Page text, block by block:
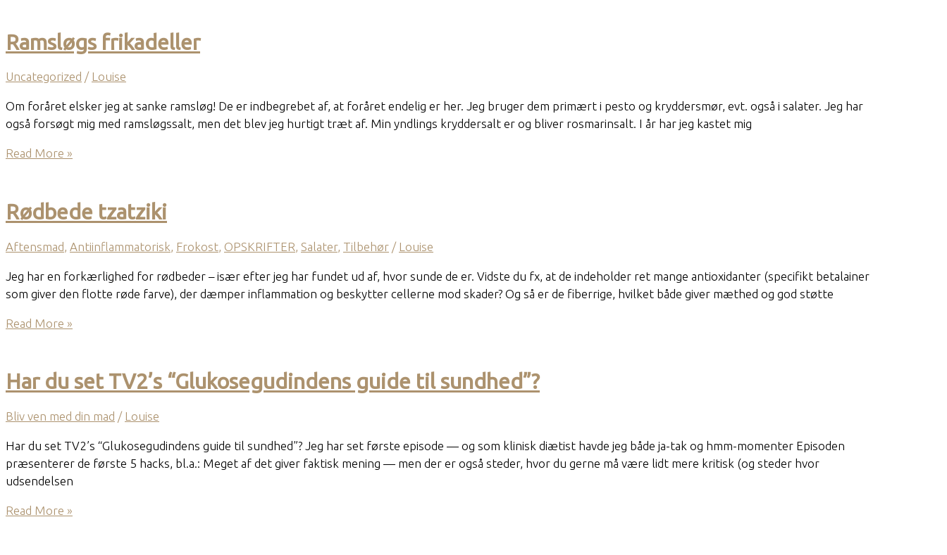
overlevelsesstrategier
der
skaber
uro
Ramsløgs frikadeller
Uncategorized / Louise
Om foråret elsker jeg at sanke ramsløg! De er indbegrebet af, at foråret endelig er her. Jeg bruger dem primært i pesto og kryddersmør, evt. også i salater. Jeg har
også forsøgt mig med ramsløgssalt, men det blev jeg hurtigt træt af. Min yndlings kryddersalt er og bliver rosmarinsalt. I år har jeg kastet mig
Ramsløgs
Read More »
Rødbede tzatziki
Aftensmad Antiinflammatorisk Frokost OPSKRIFTER Salater, Tilbehør / Louise
Jeg har en forkærlighed for rødbeder – især efter jeg har fundet ud af, hvor sunde de er. Vidste du fx, at de indeholder ret mange antioxidanter (specifikt betalainer
som giver den flotte røde farve), der dæmper inflammation og beskytter cellerne mod skader? Og så er de fiberrige, hvilket både giver mæthed og god støtte
Rødbede
Read More »
Har du set TV2’s “Glukosegudindens guide til sundhed”?
Bliv ven med din mad / Louise
Har du set TV2’s “Glukosegudindens guide til sundhed”? Jeg har set første episode — og som klinisk diætist havde jeg både ja-tak og hmm-momenter Episoden
præsenterer de første 5 hacks, bl.a.: Meget af det giver faktisk mening — men der er også steder, hvor du gerne må være lidt mere kritisk (og steder hvor
udsendelsen
Har
Read More »